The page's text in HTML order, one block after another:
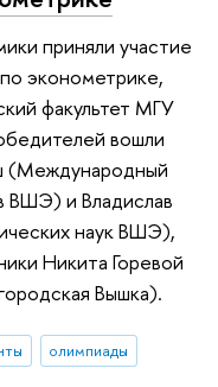
приняли участие
эконометрике,
факультет МГУ
вошли
(Международный
ВШЭ) и Владислав
наук ВШЭ),
Никита Горевой
Вышка).
олимпиады